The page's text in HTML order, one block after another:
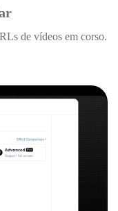
de vídeos em corso.